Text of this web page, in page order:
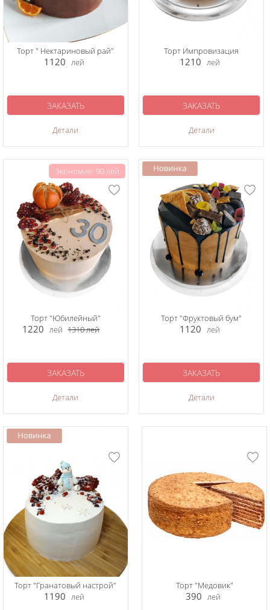
Торт " Нектариновый рай"
1120 лей
Детали
ЗАКАЗАТЬ
Торт Импровизация
1210 лей
Детали
ЗАКАЗАТЬ
Экономия: 90 лей
Торт "Юбилейный"
1220 лей 1310лей
Детали
ЗАКАЗАТЬ
Торт "Фруктовый бум"
1120 лей
Детали
ЗАКАЗАТЬ
Торт "Гранатовый настрой"
1190 лей
Торт "Медовик"
390 лей